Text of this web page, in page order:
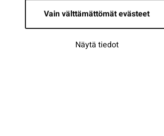
Vain välttämättömät evästeet
Näytä tiedot